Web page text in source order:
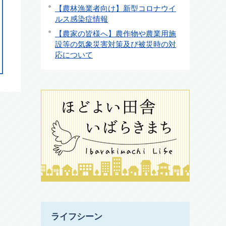
【農林漁業者向け】新型コロナウイ
ルス感染症情報
【農家の皆様へ】農作物や農業用施
設等の気象災害対策及び被災時の対
応について
ライフシーン